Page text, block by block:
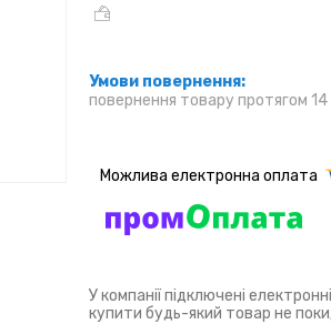
повернення товару протягом 14
У компанії підключені
купити будь-який товар не